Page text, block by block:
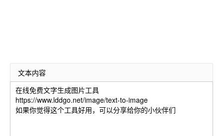
文本内容